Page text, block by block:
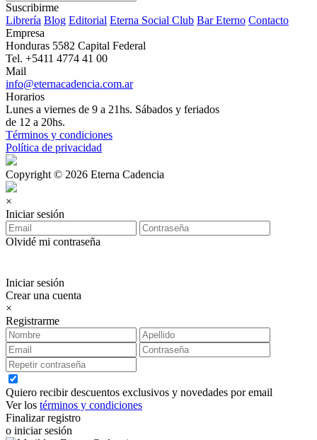
Suscribirme
Librería Blog Editorial Eterna Social Club Bar Eterno Contacto
Empresa
Honduras 5582 Capital Federal
Tel. +5411 4774 41 00
Mail
info@eternacadencia.com.ar
Horarios
Lunes a viernes de 9 a 21hs. Sábados y feriados
de 12 a 20hs.
Términos y condiciones
Política de privacidad
Copyright © 2026 Eterna Cadencia
×
Iniciar sesión
Olvidé mi contraseña
Iniciar sesión
Crear una cuenta
×
Registrarme
Quiero recibir descuentos exclusivos y novedades por email
Ver los términos y condiciones
Finalizar registro
o iniciar sesión